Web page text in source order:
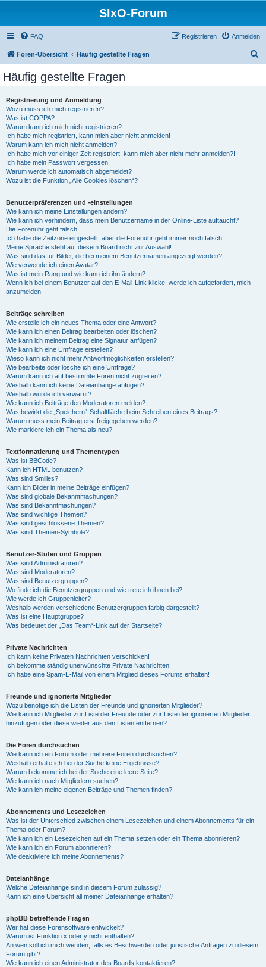
SIxO-Forum
FAQ Anmelden
Registrieren
Foren-Übersicht Häufig gestellte Fragen
Häufig gestellte Fragen
Registrierung und Anmeldung
Wozu muss ich mich registrieren?
Was ist COPPA?
Warum kann ich mich nicht registrieren?
Ich habe mich registriert, kann mich aber nicht anmelden!
Warum kann ich mich nicht anmelden?
Ich habe mich vor einiger Zeit registriert, kann mich aber nicht mehr anmelden?!
Ich habe mein Passwort vergessen!
Warum werde ich automatisch abgemeldet?
Wozu ist die Funktion „Alle Cookies löschen“?
Benutzerpräferenzen und -einstellungen
Wie kann ich meine Einstellungen ändern?
Wie kann ich verhindern, dass mein Benutzername in der Online-Liste auftaucht?
Die Forenuhr geht falsch!
Ich habe die Zeitzone eingestellt, aber die Forenuhr geht immer noch falsch!
Meine Sprache steht auf diesem Board nicht zur Auswahl!
Was sind das für Bilder, die bei meinem Benutzernamen angezeigt werden?
Wie verwende ich einen Avatar?
Was ist mein Rang und wie kann ich ihn ändern?
Wenn ich bei einem Benutzer auf den E-Mail-Link klicke, werde ich aufgefordert, mich
anzumelden.
Beiträge schreiben
Wie erstelle ich ein neues Thema oder eine Antwort?
Wie kann ich einen Beitrag bearbeiten oder löschen?
Wie kann ich meinem Beitrag eine Signatur anfügen?
Wie kann ich eine Umfrage erstellen?
Wieso kann ich nicht mehr Antwortmöglichkeiten erstellen?
Wie bearbeite oder lösche ich eine Umfrage?
Warum kann ich auf bestimmte Foren nicht zugreifen?
Weshalb kann ich keine Dateianhänge anfügen?
Weshalb wurde ich verwarnt?
Wie kann ich Beiträge den Moderatoren melden?
Was bewirkt die „Speichern“-Schaltfläche beim Schreiben eines Beitrags?
Warum muss mein Beitrag erst freigegeben werden?
Wie markiere ich ein Thema als neu?
Textformatierung und Thementypen
Was ist BBCode?
Kann ich HTML benutzen?
Was sind Smilies?
Kann ich Bilder in meine Beiträge einfügen?
Was sind globale Bekanntmachungen?
Was sind Bekanntmachungen?
Was sind wichtige Themen?
Was sind geschlossene Themen?
Was sind Themen-Symbole?
Benutzer-Stufen und Gruppen
Was sind Administratoren?
Was sind Moderatoren?
Was sind Benutzergruppen?
Wo finde ich die Benutzergruppen und wie trete ich ihnen bei?
Wie werde ich Gruppenleiter?
Weshalb werden verschiedene Benutzergruppen farbig dargestellt?
Was ist eine Hauptgruppe?
Was bedeutet der „Das Team“-Link auf der Startseite?
Private Nachrichten
Ich kann keine Privaten Nachrichten verschicken!
Ich bekomme ständig unerwünschte Private Nachrichten!
Ich habe eine Spam-E-Mail von einem Mitglied dieses Forums erhalten!
Freunde und ignorierte Mitglieder
Wozu benötige ich die Listen der Freunde und ignorierten Mitglieder?
Wie kann ich Mitglieder zur Liste der Freunde oder zur Liste der ignorierten Mitglieder
hinzufügen oder diese wieder aus den Listen entfernen?
Die Foren durchsuchen
Wie kann ich ein Forum oder mehrere Foren durchsuchen?
Weshalb erhalte ich bei der Suche keine Ergebnisse?
Warum bekomme ich bei der Suche eine leere Seite?
Wie kann ich nach Mitgliedern suchen?
Wie kann ich meine eigenen Beiträge und Themen finden?
Abonnements und Lesezeichen
Was ist der Unterschied zwischen einem Lesezeichen und einem Abonnements für ein
Thema oder Forum?
Wie kann ich ein Lesezeichen auf ein Thema setzen oder ein Thema abonnieren?
Wie kann ich ein Forum abonnieren?
Wie deaktiviere ich meine Abonnements?
Dateianhänge
Welche Dateianhänge sind in diesem Forum zulässig?
Kann ich eine Übersicht all meiner Dateianhänge erhalten?
phpBB betreffende Fragen
Wer hat diese Forensoftware entwickelt?
Warum ist Funktion x oder y nicht enthalten?
An wen soll ich mich wenden, falls es Beschwerden oder juristische Anfragen zu diesem
Forum gibt?
Wie kann ich einen Administrator des Boards kontaktieren?